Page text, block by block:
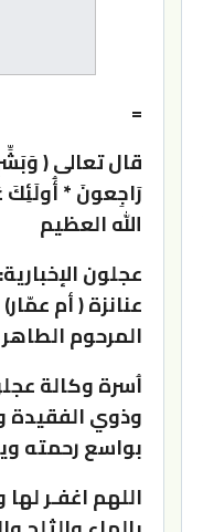
=
قال تعالى (
رَاجِعونَ *
الله العظيم
عجلون
عنانزة ( أم
المرحوم
اُسرة وكالة
وذوي الفقيدة
بواسع رحمته
اللهم اغفـر